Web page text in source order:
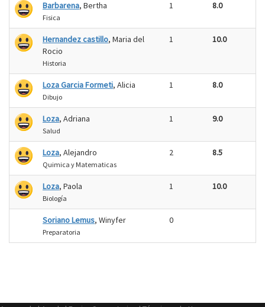
Barbarena, Bertha
Fisica
1 8.0
Hernandez castillo, Maria del
Rocio
Historia
1 10.0
Loza Garcia Formeti, Alicia
Dibujo
1 8.0
Loza, Adriana
Salud
1 9.0
Loza, Alejandro
Quimica y Matematicas
2 8.5
Loza, Paola
Biología
1 10.0
Soriano Lemus, Winyfer
Preparatoria
0